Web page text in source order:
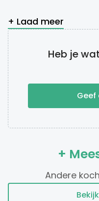
+ Laad meer
Heb je wat
Geef
+
Andere